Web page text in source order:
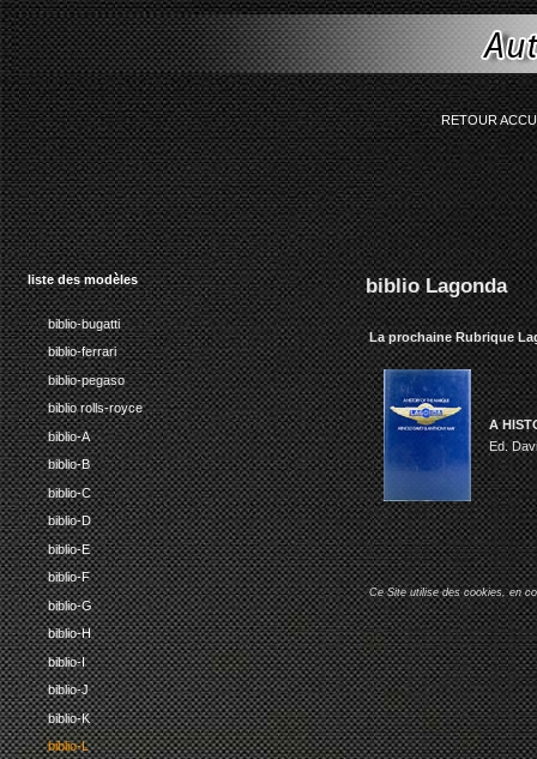
string(77) "Smarty error:
liste des modèles
biblio-bugatti
biblio-ferrari
biblio-pegaso
biblio rolls-royce
biblio-A
biblio-B
biblio-C
biblio-D
biblio-E
biblio-F
biblio-G
biblio-H
biblio-I
biblio-J
biblio-K
biblio-L
biblio Lagonda
La prochaine Rubrique
A
Ed.
Ce Site utilise des cookies, en
RETOUR